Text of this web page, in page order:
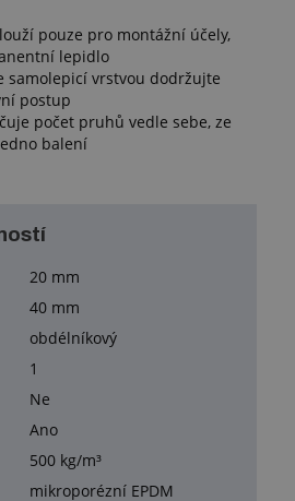
pouze pro montážní účely,
lepidlo
samolepicí vrstvou dodržujte
postup
počet pruhů vedle sebe, ze
balení
20 mm
40 mm
obdélníkový
1
Ne
Ano
500 kg/m³
mikroporézní EPDM